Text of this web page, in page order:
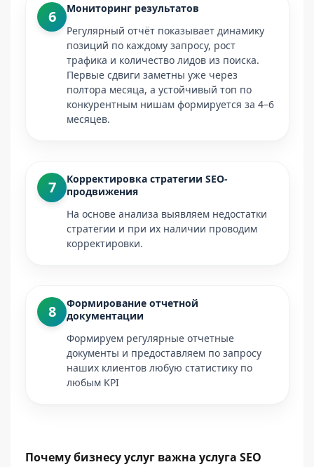
6
Мониторинг результатов
Регулярный отчёт показывает динамику
позиций по каждому запросу, рост
трафика и количество лидов из поиска.
Первые сдвиги заметны уже через
полтора месяца, а устойчивый топ по
конкурентным нишам формируется за 4–6
месяцев.
7
Корректировка стратегии SEO-
продвижения
На основе анализа выявляем недостатки
стратегии и при их наличии проводим
корректировки.
8
Формирование отчетной
документации
Формируем регулярные отчетные
документы и предоставляем по запросу
наших клиентов любую статистику по
любым KPI
Почему бизнесу услуг важна услуга SEO